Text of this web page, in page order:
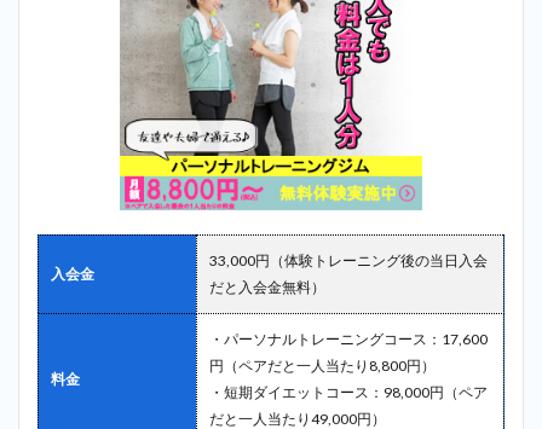
入会金
33,000円（体験トレーニング後の当日入会
だと入会金無料）
料金
・パーソナルトレーニングコース：17,600
円（ペアだと一人当たり8,800円）
・短期ダイエットコース：98,000円（ペア
だと一人当たり49,000円）